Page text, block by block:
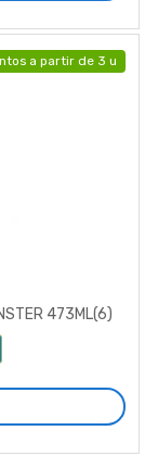
a partir de 3 u
473ML(6)